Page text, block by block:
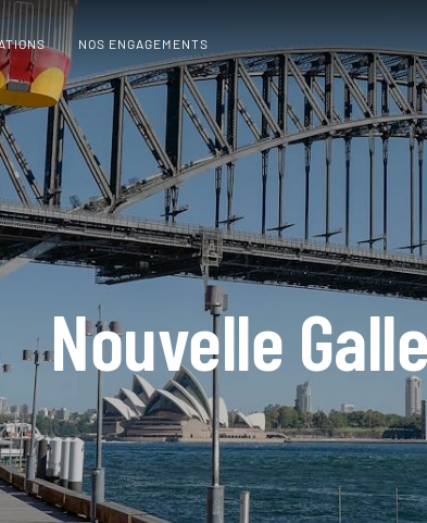
NOS ENGAGEMENTS
Nouvelle